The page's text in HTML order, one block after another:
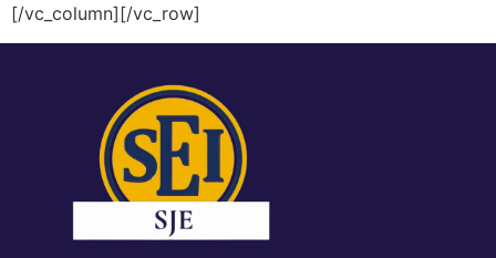
[/vc_column][/vc_row]